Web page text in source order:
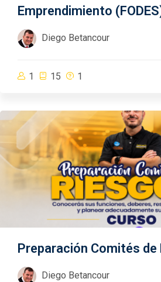
Emprendimiento
Diego Betancour
1 15 1
Preparación Comités
Diego Betancour